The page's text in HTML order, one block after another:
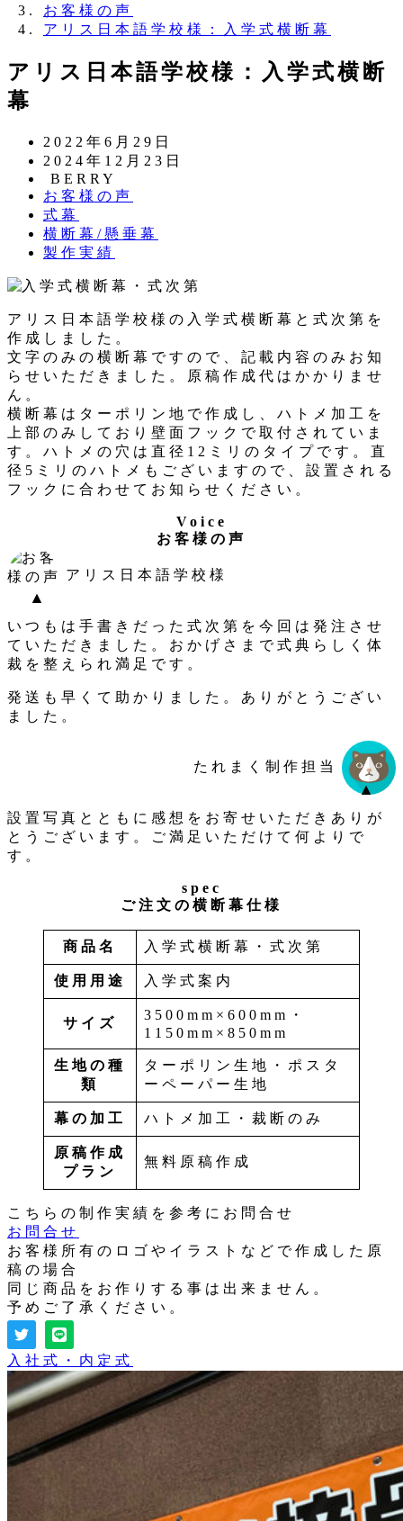
お客様の声
アリス日本語学校様：入学式横断幕
アリス日本語学校様：入学式横断
幕
投
稿
日
2022年6月29日
更
新
日
2024年12月23日
著
者
BERRY
カ
テ
ゴ
リ
お客様の声
カ
テ
ゴ
ー
式幕
カ
テ
リ
横断幕/懸垂幕
カ
ゴ
ー
製作実績
アリス日本語学校様の入学式横断幕と式次第を
作成しました。
文字のみの横断幕ですので、記載内容のみお知
らせいただきました。原稿作成代はかかりませ
ん。
横断幕はターポリン地で作成し、ハトメ加工を
上部のみしており壁面フックで取付されていま
す。ハトメの穴は直径12ミリのタイプです。直
径5ミリのハトメもございますので、設置される
フックに合わせてお知らせください。
Voice
お客様の声
アリス日本語学校様
いつもは手書きだった式次第を今回は発注させ
ていただきました。おかげさまで式典らしく体
裁を整えられ満足です。
発送も早くて助かりました。ありがとうござい
ました。
たれまく制作担当
設置写真とともに感想をお寄せいただきありが
とうございます。ご満足いただけて何よりで
す。
spec
ご注文の横断幕仕様
商品名 入学式横断幕・式次第
使用用途 入学式案内
サイズ
3500mm×600mm・
1150mm×850mm
生地の種
類
ターポリン生地・ポスタ
ーペーパー生地
幕の加工 ハトメ加工・裁断のみ
原稿作成
プラン
無料原稿作成
こちらの制作実績を参考にお問合せ
お問合せ
お客様所有のロゴやイラストなどで作成した原
稿の場合
同じ商品をお作りする事は出来ません。
予めご了承ください。
入社式・内定式